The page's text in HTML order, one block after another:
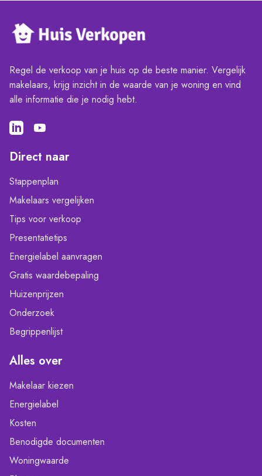
Regel de verkoop van je huis op de beste manier. Vergelijk
makelaars, krijg inzicht in de waarde van je woning en vind
alle informatie die je nodig hebt.
Direct naar
Stappenplan
Makelaars vergelijken
Tips voor verkoop
Presentatietips
Energielabel aanvragen
Gratis waardebepaling
Huizenprijzen
Onderzoek
Begrippenlijst
Alles over
Makelaar kiezen
Energielabel
Kosten
Benodigde documenten
Woningwaarde